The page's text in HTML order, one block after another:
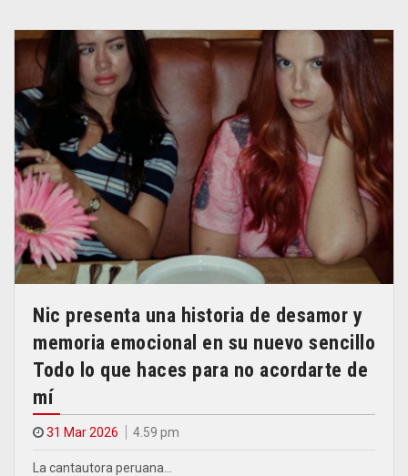
Nic presenta una historia de desamor y
memoria emocional en su nuevo sencillo
Todo lo que haces para no acordarte de
mí
31 Mar 2026 4.59 pm
La cantautora peruana…